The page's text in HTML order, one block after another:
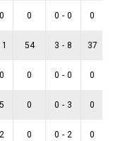
0 0 0 - 0 0
54 3 - 8 37
0 0 0 - 0 0
5 0 0 - 3 0
2 0 0 - 2 0